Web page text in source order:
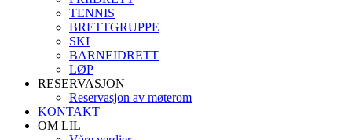
TENNIS
BRETTGRUPPE
SKI
BARNEIDRETT
LØP
RESERVASJON
Reservasjon av møterom
KONTAKT
OM LIL